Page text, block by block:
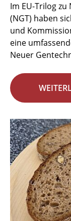
Im EU-Trilog
(NGT) haben
und
eine
Neuer